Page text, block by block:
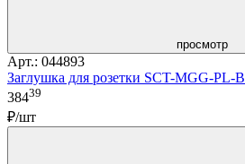
просмотр
Арт.: 044893
Заглушка для розетки SCT-MGG-PL-
38439
₽/шт